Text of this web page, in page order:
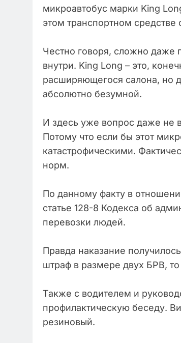
микроавтобус марки King
этом транспортном средстве
Честно говоря, сложно даже
внутри. King Long – это,
расширяющегося салона, но
абсолютно безумной.
И здесь уже вопрос даже не
Потому что если бы этот
катастрофическими.
норм.
По данному факту в
статье 128-8 Кодекса об
перевозки людей.
Правда наказание
штраф в размере двух БРВ,
Также с водителем и
профилактическую беседу.
резиновый.